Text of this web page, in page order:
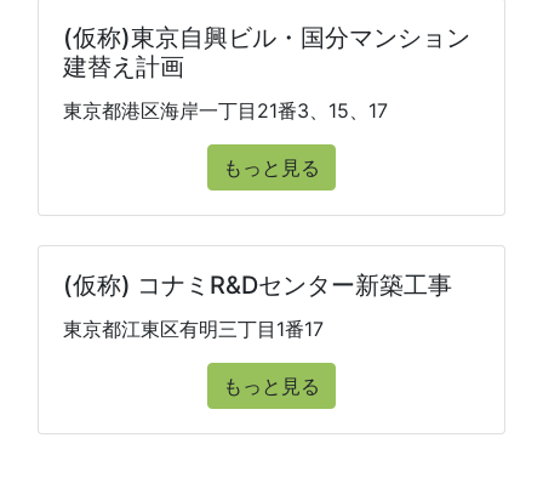
(仮称)東京自興ビル・国分マンション
建替え計画
東京都港区海岸一丁目21番3、15、17
もっと見る
(仮称) コナミR&Dセンター新築工事
東京都江東区有明三丁目1番17
もっと見る